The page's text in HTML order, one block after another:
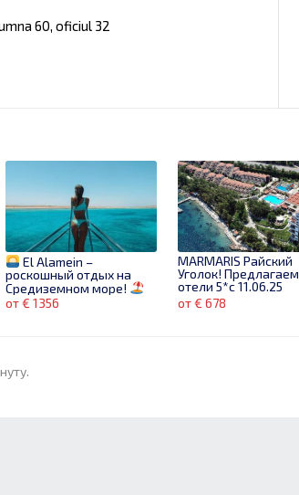
60, oficiul 32
El Alamein –
роскошный отдых на
Средиземном море!
от € 1356
MARMARIS Райский
Уголок! Предлагаем
отели 5*с 11.06.25
от € 678